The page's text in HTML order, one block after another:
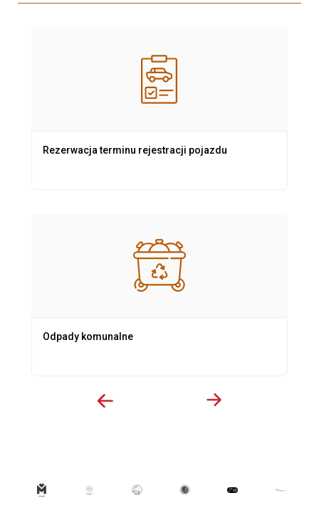
Rezerwacja terminu rejestracji pojazdu
Odpady komunalne